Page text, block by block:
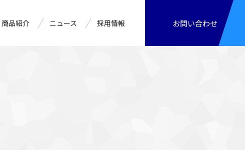
商品紹介 ニュース 採用情報 お問い合わせ